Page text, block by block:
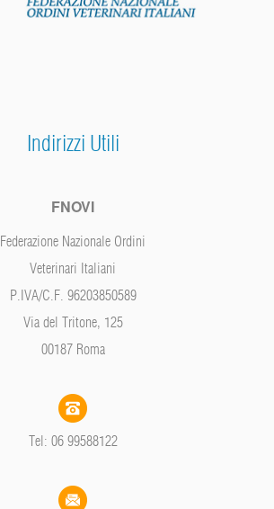
Indirizzi Utili
FNOVI
Federazione Nazionale Ordini
Veterinari Italiani
P.IVA/C.F. 96203850589
Via del Tritone, 125
00187 Roma
Tel: 06 99588122